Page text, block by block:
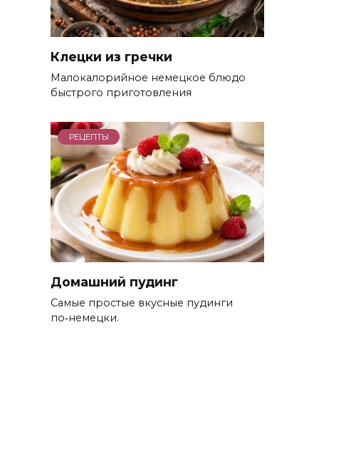
Клецки из гречки
Малокалорийное немецкое блюдо
быстрого приготовления
РЕЦЕПТЫ
Домашний пудинг
Самые простые вкусные пудинги
по‑немецки.